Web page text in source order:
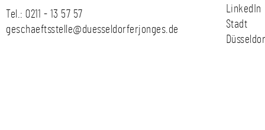
Tel.: 0211 - 13 57 57
geschaeftsstelle@duesseldorferjonges.de
LinkedIn
Stadt